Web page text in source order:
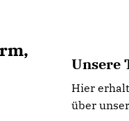
Unsere
Hier
über